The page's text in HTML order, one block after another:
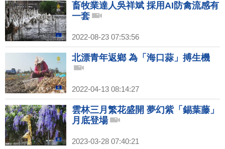
畜牧業達人吳祥斌 採用AI防禽流感有
一套
2022-08-23 07:53:56
北漂青年返鄉 為「海口蒜」搏生機
2022-04-13 08:14:27
雲林三月繁花盛開 夢幻紫「錫葉藤」
月底登場
2023-03-28 07:40:21